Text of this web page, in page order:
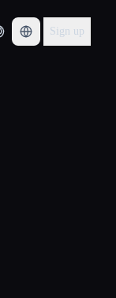
Sign up